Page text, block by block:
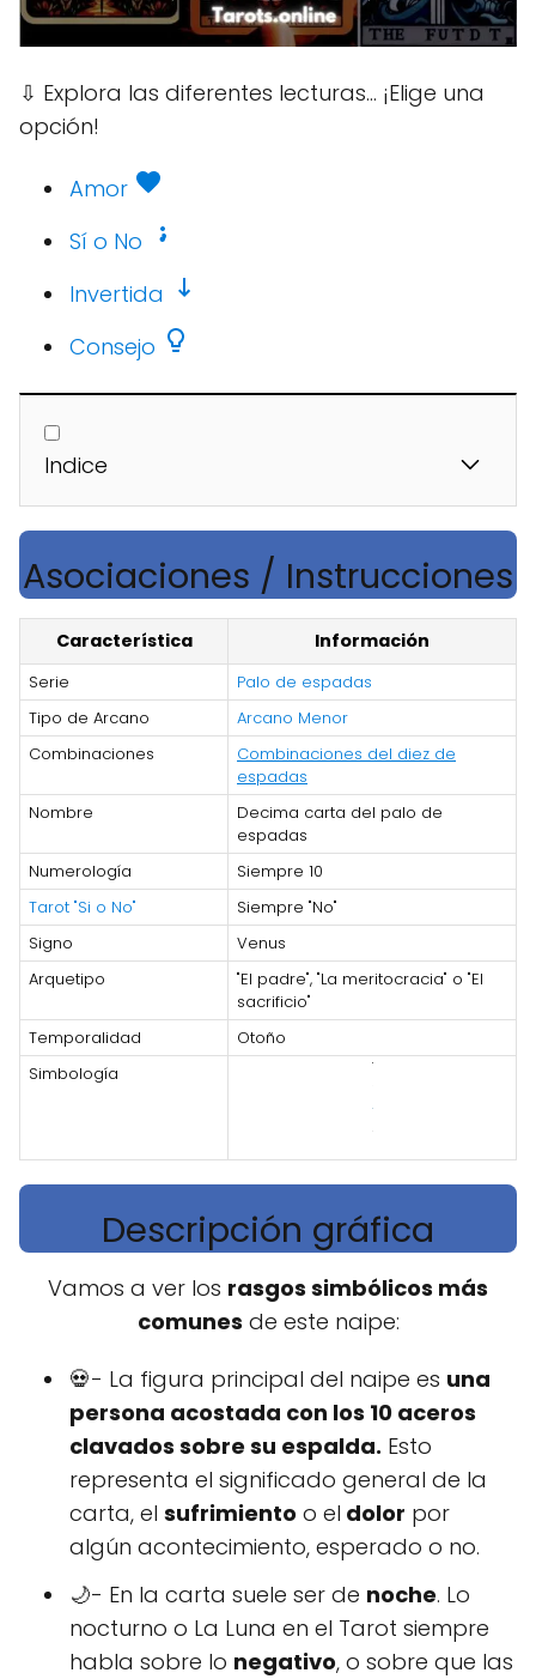
⇩ Explora las diferentes lecturas... ¡Elige una
opción!
Amor
Sí o No
Invertida
Consejo
Indice
Asociaciones / Instrucciones
Característica Información
Serie
Palo de espadas
Tipo de Arcano
Arcano Menor
Combinaciones
Combinaciones del diez de
espadas
Nombre
Decima carta del palo de
espadas
Numerología
Siempre 10
Tarot "Si o No"
Siempre "No"
Signo
Venus
Arquetipo
"El padre", "La meritocracia" o "El
sacrificio"
Temporalidad
Otoño
Simbología
Descripción gráfica
Vamos a ver los rasgos simbólicos más
comunes de este naipe:
💀- La figura principal del naipe es una
persona acostada con los 10 aceros
clavados sobre su espalda. Esto
representa el significado general de la
carta, el sufrimiento o el dolor por
algún acontecimiento, esperado o no.
🌙- En la carta suele ser de noche. Lo
nocturno o La Luna en el Tarot siempre
habla sobre lo negativo, o sobre que las